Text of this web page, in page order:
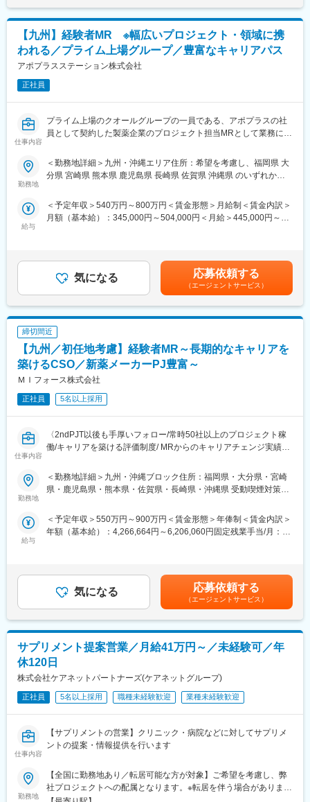
＜社会貢献度の高さ＞
自身の売上・営業活動が患者さんのQOLの向上や病気から救うこ
とに繋がるため、やりがいをもって営業できます。
＜頑張りは適切に評価＞
成果に応じた評価制度が整っており、頑張り次第で大幅な年収UP
も目指せます。
■福利厚生（転勤を伴う場合）：
＜社宅制度（法人契約）＞
・入居時の引越し費用：会社負担（会社指定業者）
医薬品は「どの成分に、どのような効果があって、誰に使うと良
いのか」などの情報が付加されて、初めて効果的に使うことがで
きます。医師への適切な医薬品情報の提供を通じて、患者さんの
治療、地域医療課題に貢献することができます。
■安心の研修体制：
・入社から3か月間：座学研修（導入教育）のみ
└医薬品や医療業界、営業方法についての知識を身につけます。
・導入教育終了後は、Web講義、e-Learning、集合研修を組み合
わせて行う、MR認定試験に100％を担保する対策講座がありま
・現場配属後も月1回以上の面談を設けており、成果を出すための
フォロー体制を整えております。
営業職が目指せます。
にくく、安定した売上を誇っています。
・当社は、東証プライム上場以来、10期連続で増収中のクオール
グループに属しており、主力事業を担っています。
＜社会貢献度の高さ＞
自身の売上・営業活動が患者さんのQOLの向上や病気から救うこ
とに繋がるため、やりがいをもって営業できます。
＜頑張りは適切に評価＞
成果に応じた評価制度が整っており、頑張り次第で大幅な年収UP
■福利厚生（転勤を伴う場合）：
・家賃：一部会社負担
・住居契約初期経費：会社負担（上限設定あり）
変更の範囲：会社の定める業務
定）賃金はあくまでも目安の金額であり、選考を通じて上下する
可能性があります。月給(月額)は固定手当を含めた表記です。
【九州】経験者MR ※幅広いプロジェクト・領域に携
われる／プライム上場グループ／豊富なキャリアパス
アポプラスステーション株式会社
正社員
仕事内容
プライム上場のクオールグループの一員である、アポプラスの社
員として契約した製薬企業のプロジェクト担当MRとして業務に従
メーカーなどプロジェクトは多岐に渡りますので、今までの経験
を活かせる環境が整っています。
■営業スタイル：担当エリアの医療機関（開業医、病院）を訪問し
用情報を収集を行っていただきます。
・新薬のプロモーション
※プロジェクトマネージャー、スーパーバイザー(SV)より、日々の
活動についてフォローを受けられる環境です。全国にSVを配置
し、素早くフォローができる体制をとっています。
■キャリアパス：コントラクトMRとしての働き方以外にも、スキ
ルアップを図りプロジェクトマネージャー等のマネジメント業
務、あるいは本社スタッフとしてMR経験を活かした業務に就くな
どのキャリアパスもございます。
■特徴：
(1)充実した教育体制：
・製品研修（約2週間～2ヶ月、プロジェクトによる）：入社オリ
エンテーション後に配属先プロジェクトの製薬メーカーにて製品
研修を受けていただきます。
ムがございます。まず、G（ジェネラル）MRとして基礎を身に着
けていただき、専門領域を磨いていただいたりビジネスコースに
スーパーバイザーが日々の活動をフォローします。定期的な連絡
や面談のほか、必要に応じて素早くバックアップに入るなど、MR
(3)豊富なプロジェクト数、50社を超える多数の取引メーカー：同
業他社と比較しても、多くのプロジェクト数があり、様々なご経
・入社3年目（MR経験者）28歳：642万（月給＋日当＋住宅手
当）
・入社5年目（MR経験者）33歳：712万（月給＋日当＋住宅手
当）
変更の範囲：会社の定める業務
勤務地
＜勤務地詳細＞九州・沖縄エリア住所：希望を考慮し、福岡県 大
分県 宮崎県 熊本県 鹿児島県 長崎県 佐賀県 沖縄県 のいずれかに
定める事業所（リモートワーク含む）
給与
＜予定年収＞540万円～800万円＜賃金形態＞月給制＜賃金内訳＞
月額（基本給）：345,000円～504,000円＜月給＞445,000円～
す。※その他の手当は「待遇・福利厚生」欄をご参照ください。昇
給：年1回★頑張りに応じて年収UP★赴任先の評価次第で大幅に
年収をUPできます。（年2回業績給改定）賃金はあくまでも目安
の金額であり、選考を通じて上下する可能性があります。月給(月
額)は固定手当を含めた表記です。
気になる 応募依頼する
（エージェントサービス）
締切間近
【九州／初任地考慮】経験者MR～長期的なキャリアを
築けるCSO／新薬メーカーPJ豊富～
ＭＩフォース株式会社
正社員 5名以上採用
仕事内容
〈2ndPJT以後も手厚いフォロー/常時50社以上のプロジェクト稼
働/キャリアを築ける評価制度/ MRからのキャリアチェンジ実績有
クライアントである製薬会社のプロジェクトに所属し、MRとして
活躍していただきます。病院やクリニックの医師や医療関係者に
【同社の特徴】
■必ず新薬メーカーのプロジェクトにアサインします
オンコロジーを含め、希少疾患領域も多数ございますので、スペ
シャリスト、ゼネラリストどちらも目指すことが可能です。
■少数精鋭ならではの魅力～待機リスクが低いため、安心して就業
できる環境です～
適切なフォローを実施するために約300人のMR数を保って運営し
ており、プロジェクト終了の数か月前から面談を実施しているた
め、隙間なくアサインすることができますのでMRの成長機会を奪
うことは決してございません。適切なフォローが顧客である製薬
企業からの満足にもつながり、業界内でも評価されています。
■親身なフォロー体制とキャリアを築ける評価制度
があればいつでも連絡できる距離感です。一カ月に一度の面談も
実施しており、日々の業務だけでなく中長期的な視点での相談も
度により、キャリアや年収アップに向けた目標を定めやすい環境
です。
■大手製薬企業でも採用～「現場力」を養うための充実した教育体
勤務地
＜勤務地詳細＞九州・沖縄ブロック住所：福岡県・大分県・宮崎
県・鹿児島県・熊本県・佐賀県・長崎県・沖縄県 受動喫煙対策：
含む）
給与
＜予定年収＞550万円～900万円＜賃金形態＞年俸制＜賃金内訳＞
年額（基本給）：4,266,664円～6,206,060円固定残業手当/月：
給与補足＞■別途、外勤手当など手当支給※経験・能力などを考慮
の上、話し合いで決定賃金はあくまでも目安の金額であり、選考
を通じて上下する可能性があります。月給(月額)は固定手当を含め
た表記です。
気になる 応募依頼する
（エージェントサービス）
サプリメント提案営業／月給41万円～／未経験可／年
休120日
株式会社ケアネットパートナーズ(ケアネットグループ)
正社員 5名以上採用 職種未経験歓迎 業種未経験歓迎
仕事内容
【サプリメントの営業】クリニック・病院などに対してサプリメ
ントの提案・情報提供を行います
勤務地
【全国に勤務地あり／転居可能な方が対象】ご希望を考慮し、弊
社プロジェクトへの配属となります。※転居を伴う場合があります
（転居可能な方が応募対象です）★転居にかかる費用は会社負担